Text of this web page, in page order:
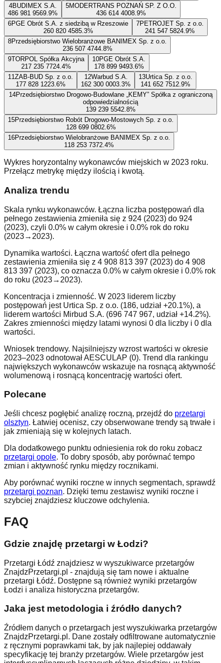
4BUDIMEX S.A.
486 981 9569.9%
5MODERTRANS POZNAŃ SP. Z O.O.
436 614 4008.9%
6PGE Obrót S.A. z siedzibą w Rzeszowie
260 820 4585.3%
7PETROJET Sp. z o.o.
241 547 5824.9%
8Przedsiębiorstwo Wielobranżowe BANIMEX Sp. z o.o.
236 507 4744.8%
9TORPOL Spółka Akcyjna
217 235 7724.4%
10PGE Obrót S.A.
178 899 9493.6%
11ZAB-BUD Sp. z o.o.
177 828 1223.6%
12Warbud S.A.
162 300 0003.3%
13Urtica Sp. z o.o.
141 652 7512.9%
14Przedsiębiorstwo Drogowo-Budowlane „KEMY” Spółka z ograniczoną
odpowiedzialnością
139 239 5542.8%
15Przedsiębiorstwo Robót Drogowo-Mostowych Sp. z o.o.
128 699 0802.6%
16Przedsiębiorstwo Wielobranżowe BANIMEX Sp. z o.o.
118 253 7372.4%
Wykres horyzontalny wykonawców miejskich w 2023 roku.
Przełącz metrykę między ilością i kwotą.
Analiza trendu
Skala rynku wykonawców. Łączna liczba postępowań dla
pełnego zestawienia zmieniła się z 924 (2023) do 924
(2023), czyli 0.0% w całym okresie i 0.0% rok do roku
(2023→2023).
Dynamika wartości. Łączna wartość ofert dla pełnego
zestawienia zmieniła się z 4 908 813 397 (2023) do 4 908
813 397 (2023), co oznacza 0.0% w całym okresie i 0.0% rok
do roku (2023→2023).
Koncentracja i zmienność. W 2023 liderem liczby
postępowań jest Urtica Sp. z o.o. (186, udział +20.1%), a
liderem wartości Mirbud S.A. (696 747 967, udział +14.2%).
Zakres zmienności między latami wynosi 0 dla liczby i 0 dla
wartości.
Wniosek trendowy. Najsilniejszy wzrost wartości w okresie
2023–2023 odnotował AESCULAP (0). Trend dla rankingu
największych wykonawców wskazuje na rosnącą aktywność
wolumenową i rosnącą koncentrację wartości ofert.
Polecane
Jeśli chcesz pogłębić analizę roczną, przejdź do przetargi
olsztyn. Łatwiej ocenisz, czy obserwowane trendy są trwałe i
jak zmieniają się w kolejnych latach.
Dla dodatkowego punktu odniesienia rok do roku zobacz
przetargi opole. To dobry sposób, aby porównać tempo
zmian i aktywność rynku między rocznikami.
Aby porównać wyniki roczne w innych segmentach, sprawdź
przetargi poznan. Dzięki temu zestawisz wyniki roczne i
szybciej znajdziesz kluczowe odchylenia.
FAQ
Gdzie znajdę przetargi w Łodzi?
Przetargi Łódź znajdziesz w wyszukiwarce przetargów
ZnajdzPrzetargi.pl - znajdują się tam nowe i aktualne
przetargi Łódź. Dostępne są również wyniki przetargów
Łodzi i analiza historyczna przetargów.
Jaka jest metodologia i źródło danych?
Źródłem danych o przetargach jest wyszukiwarka przetargów
ZnajdzPrzetargi.pl. Dane zostały odfiltrowane automatycznie
z ręcznymi poprawkami tak, by jak najlepiej oddawały
specyfikację tej branży przetargów. Wiele przetargów jest